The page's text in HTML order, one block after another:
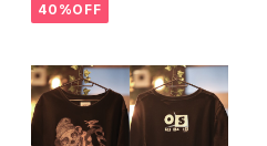
40%OFF